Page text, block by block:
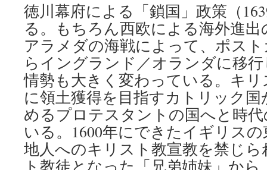
徳川幕府による「鎖国」政策（
る。もちろん西欧による海外進出
アラメダの海戦によって、ポス
らイングランド／オランダに移
情勢も大きく変わっている。キ
に領土獲得を目指すカトリック
めるプロテスタントの国へと時
いる。1600年にできたイギリス
地人へのキリスト教宣教を禁じ